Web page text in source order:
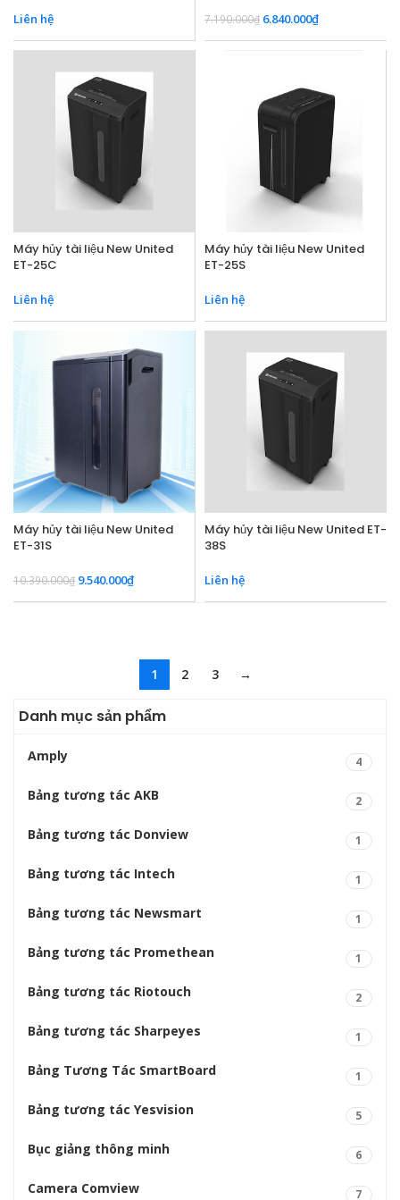
Danh mục sản phẩm
Amply 4
Bảng tương tác AKB 2
Bảng tương tác Donview 1
Bảng tương tác Intech 1
Bảng tương tác Newsmart 1
Bảng tương tác Promethean 1
Bảng tương tác Riotouch 2
Bảng tương tác Sharpeyes 1
Bảng Tương Tác SmartBoard 1
Bảng tương tác Yesvision 5
Bục giảng thông minh 6
Camera Comview 7
Liên hệ 7.190.000₫ 6.840.000₫
Máy hủy tài liệu New United
ET-25C
Liên hệ
Máy hủy tài liệu New United
ET-25S
Liên hệ
Máy hủy tài liệu New United
ET-31S
10.390.000₫ 9.540.000₫
Máy hủy tài liệu New United ET-
38S
Liên hệ
1 2 3 →